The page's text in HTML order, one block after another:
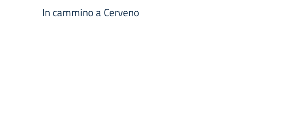
In cammino a Cerveno